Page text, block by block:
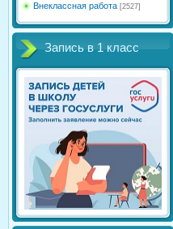
Внеклассная работа [2527]
Запись в 1 класс